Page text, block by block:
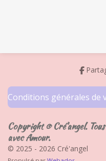
Conditions générales de
Copyright © Cré'angel.
avec Amour.
© 2025 - 2026 Cré'angel